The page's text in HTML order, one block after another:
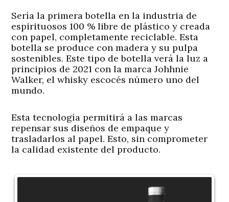
Sería la primera botella en la industria de
espirituosos 100 % libre de plástico y creada
con papel, completamente reciclable. Esta
botella se produce con madera y su pulpa
sostenibles. Este tipo de botella verá la luz a
principios de 2021 con la marca Johhnie
Walker, el whisky escocés número uno del
mundo.
Esta tecnología permitirá a las marcas
repensar sus diseños de empaque y
trasladarlos al papel. Esto, sin comprometer
la calidad existente del producto.